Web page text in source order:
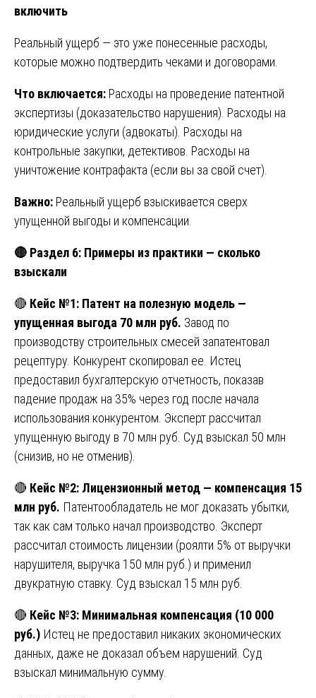
включить
Реальный ущерб — это уже понесенные расходы,
которые можно подтвердить чеками и договорами.
Что включается: Расходы на проведение патентной
экспертизы (доказательство нарушения). Расходы на
юридические услуги (адвокаты). Расходы на
контрольные закупки, детективов. Расходы на
уничтожение контрафакта (если вы за свой счет).
Важно: Реальный ущерб взыскивается сверх
упущенной выгоды и компенсации.
🔴 Раздел 6: Примеры из практики — сколько
взыскали
🔴 Кейс №1: Патент на полезную модель —
упущенная выгода 70 млн руб. Завод по
производству строительных смесей запатентовал
рецептуру. Конкурент скопировал ее. Истец
предоставил бухгалтерскую отчетность, показав
падение продаж на 35% через год после начала
использования конкурентом. Эксперт рассчитал
упущенную выгоду в 70 млн руб. Суд взыскал 50 млн
(снизив, но не отменив).
🔴 Кейс №2: Лицензионный метод — компенсация 15
млн руб. Патентообладатель не мог доказать убытки,
так как сам только начал производство. Эксперт
рассчитал стоимость лицензии (роялти 5% от выручки
нарушителя, выручка 150 млн руб.) и применил
двукратную ставку. Суд взыскал 15 млн руб.
🔴 Кейс №3: Минимальная компенсация (10 000
руб.) Истец не предоставил никаких экономических
данных, даже не доказал объем нарушений. Суд
взыскал минимальную сумму.